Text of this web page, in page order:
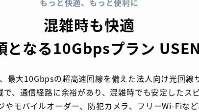
もっと快適、もっと便利に
混雑時も快適
となる10Gbpsプラン
最大10Gbpsの超高速回線を備えた法人向け光回線
、通信経路に余裕があり、混雑時でも安定したス
やモバイルオーダー、防犯カメラ、フリーWi-Fiな